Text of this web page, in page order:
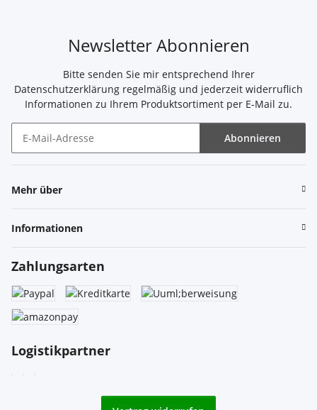
Newsletter Abonnieren
Bitte senden Sie mir entsprechend Ihrer
Datenschutzerklärung regelmäßig und jederzeit widerruflich
Informationen zu Ihrem Produktsortiment per E-Mail zu.
Abonnieren
Mehr über
Informationen
Zahlungsarten
Logistikpartner